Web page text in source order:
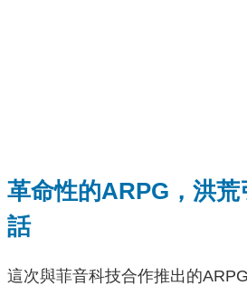
革命性的ARPG，洪
話
這次與菲音科技合作推出的